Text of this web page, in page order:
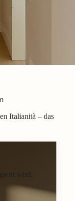
Italianità – das
wird.